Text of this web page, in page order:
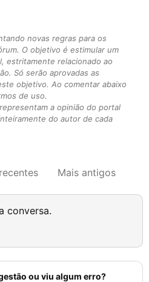
novas regras para os
O objetivo é estimular um
estritamente relacionado ao
Só serão aprovadas as
objetivo. Ao comentar abaixo
de uso.
a opinião do portal
do autor de cada
Mais antigos
conversa.
ou viu algum erro?